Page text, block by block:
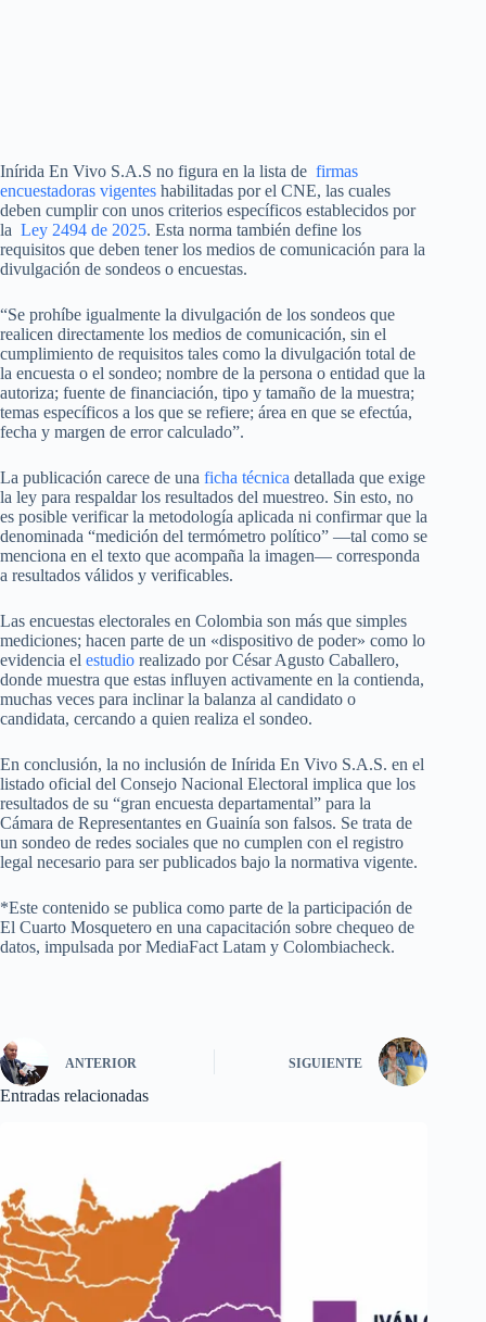
Inírida En Vivo S.A.S no figura en la lista de firmas
encuestadoras vigentes habilitadas por el CNE, las cuales
deben cumplir con unos criterios específicos establecidos por
la Ley 2494 de 2025. Esta norma también define los
requisitos que deben tener los medios de comunicación para la
divulgación de sondeos o encuestas.
“Se prohíbe igualmente la divulgación de los sondeos que
realicen directamente los medios de comunicación, sin el
cumplimiento de requisitos tales como la divulgación total de
la encuesta o el sondeo; nombre de la persona o entidad que la
autoriza; fuente de financiación, tipo y tamaño de la muestra;
temas específicos a los que se refiere; área en que se efectúa,
fecha y margen de error calculado”.
La publicación carece de una ficha técnica detallada que exige
la ley para respaldar los resultados del muestreo. Sin esto, no
es posible verificar la metodología aplicada ni confirmar que la
denominada “medición del termómetro político” —tal como se
menciona en el texto que acompaña la imagen— corresponda
a resultados válidos y verificables.
Las encuestas electorales en Colombia son más que simples
mediciones; hacen parte de un «dispositivo de poder» como lo
evidencia el estudio realizado por César Agusto Caballero,
donde muestra que estas influyen activamente en la contienda,
muchas veces para inclinar la balanza al candidato o
candidata, cercando a quien realiza el sondeo.
En conclusión, la no inclusión de Inírida En Vivo S.A.S. en el
listado oficial del Consejo Nacional Electoral implica que los
resultados de su “gran encuesta departamental” para la
Cámara de Representantes en Guainía son falsos. Se trata de
un sondeo de redes sociales que no cumplen con el registro
legal necesario para ser publicados bajo la normativa vigente.
*Este contenido se publica como parte de la participación de
El Cuarto Mosquetero en una capacitación sobre chequeo de
datos, impulsada por MediaFact Latam y Colombiacheck.
ANTERIOR SIGUIENTE
Entradas relacionadas